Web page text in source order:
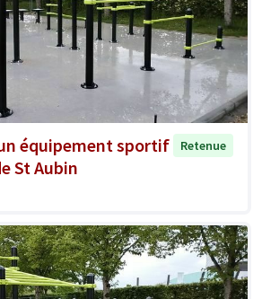
équipement sportif
St Aubin
Retenue